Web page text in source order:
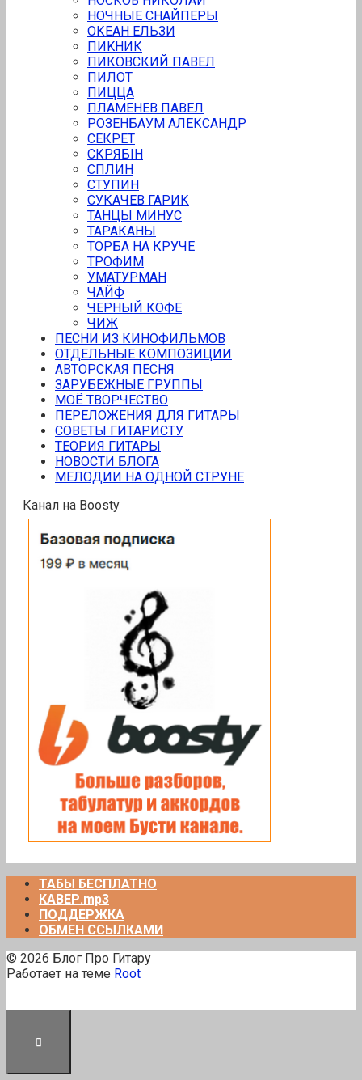
НОЧНЫЕ СНАЙПЕРЫ
ОКЕАН ЕЛЬЗИ
ПИKНИК
ПИКОВСКИЙ ПАВЕЛ
ПИЛOТ
ПИЦЦА
ПЛАМЕНЕВ ПАВЕЛ
РОЗЕНБАУМ АЛЕКСАНДР
СЕКРЕТ
СКРЯБIН
СПЛИН
СТУПИН
СУКАЧЕВ ГАРИК
ТАНЦЫ МИНУС
ТАРАКАНЫ
ТОРБА НА КРУЧЕ
ТРOФИМ
УМАТУРМАН
ЧАЙФ
ЧЕРНЫЙ КОФЕ
ЧИЖ
ПЕСНИ ИЗ КИНОФИЛЬМОВ
ОТДЕЛЬНЫЕ КОМПОЗИЦИИ
АВТОРСКАЯ ПЕСНЯ
ЗАРУБЕЖНЫЕ ГРУППЫ
МОЁ ТВОРЧЕСТВО
ПЕРЕЛОЖЕНИЯ ДЛЯ ГИТАРЫ
СОВЕТЫ ГИТАРИСТУ
ТЕОРИЯ ГИТАРЫ
НОВОСТИ БЛОГА
МЕЛОДИИ НА ОДНОЙ СТРУНЕ
Канал на Boosty
ТАБЫ БЕСПЛАТНО
КАВЕР.mp3
ПОДДЕРЖКА
ОБМЕН ССЫЛКАМИ
© 2026 Блог Про Гитару
Работает на теме Root